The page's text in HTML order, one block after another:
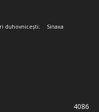
duhovnicești; Sinaxa
4086